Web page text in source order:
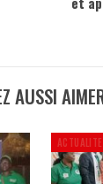
AUSSI
ACTUALITE